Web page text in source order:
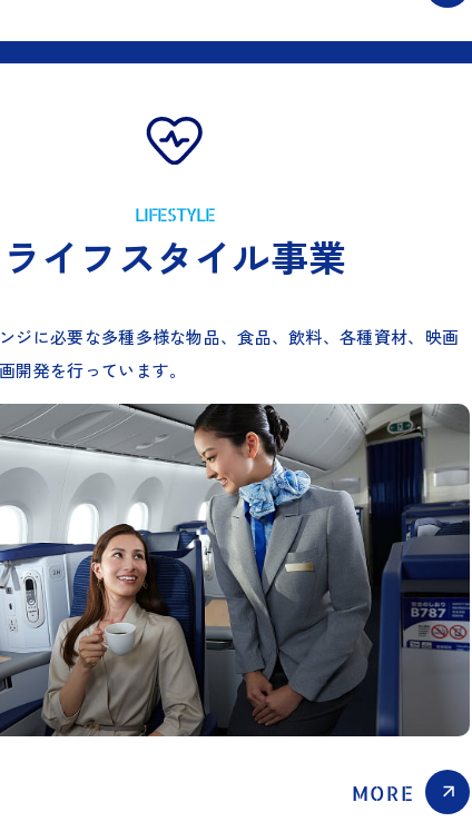
LIFESTYLE
ライフスタイル事業
ジに必要な多種多様な物品、食品、飲料、各種資材、映画
開発を行っています。
MORE